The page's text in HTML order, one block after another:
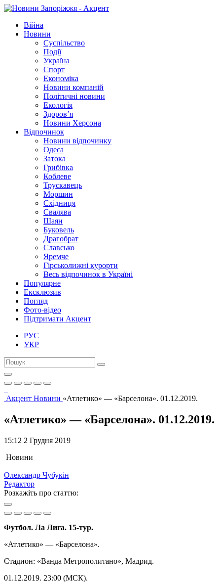
Війна
Новини
Суспільство
Події
Україна
Спорт
Економіка
Новини компаній
Політичні новини
Екологія
Здоров’я
Новини Херсона
Відпочинок
Новини відпочинку
Одеса
Затока
Грибівка
Коблеве
Трускавець
Моршин
Східниця
Свалява
Шаян
Буковель
Драгобрат
Славсько
Яремче
Гірськолижні курорти
Весь відпочинок в Україні
Популярне
Ексклюзив
Погляд
Фото-відео
Підтримати Акцент
РУС
УКР
Акцент Новини «Атлетико» — «Барселона». 01.12.2019.
«Атлетико» — «Барселона». 01.12.2019.
15:12 2 Грудня 2019
Новини
Олександр Чубукін
Редактор
Розкажіть про статтю:
Футбол. Ла Лига. 15-тур.
«Атлетико» — «Барселона».
Стадион: «Ванда Метрополитано», Мадрид.
01.12.2019. 23:00 (МСК).